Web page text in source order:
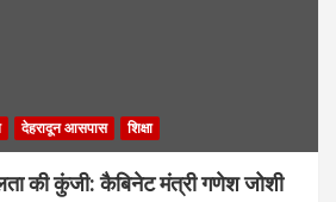
देहरादून आसपास शिक्षा
की कुंजी: कैबिनेट मंत्री गणेश जोशी